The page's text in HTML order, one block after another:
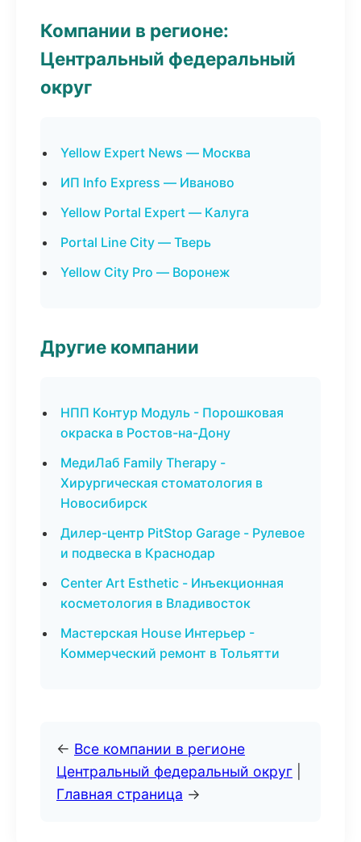
Компании в регионе:
Центральный федеральный
округ
Yellow Expert News — Москва
ИП Info Express — Иваново
Yellow Portal Expert — Калуга
Portal Line City — Тверь
Yellow City Pro — Воронеж
Другие компании
НПП Контур Модуль - Порошковая
окраска в Ростов-на-Дону
МедиЛаб Family Therapy -
Хирургическая стоматология в
Новосибирск
Дилер-центр PitStop Garage - Рулевое
и подвеска в Краснодар
Center Art Esthetic - Инъекционная
косметология в Владивосток
Мастерская House Интерьер -
Коммерческий ремонт в Тольятти
← Все компании в регионе
Центральный федеральный округ
Главная страница →